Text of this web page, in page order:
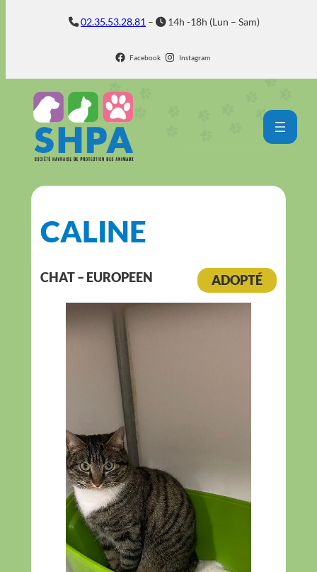
02.35.53.28.81 – 14h -18h (Lun – Sam)
Facebook Instagram
CALINE
CHAT – EUROPEEN ADOPTÉ